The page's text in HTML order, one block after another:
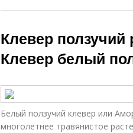
Клевер ползучий
Клевер белый
Белый ползучий клевер или
многолетнее травянистое